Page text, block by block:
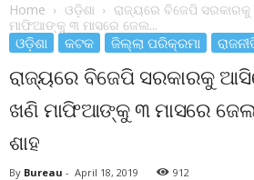
Home ଓଡ଼ିଶା
ରାଜ୍ୟରେ ବିଜେପି
ମାଫିଆଙ୍କୁ ୩ ମାସରେ ଜେଲ...
ଓଡ଼ିଶା କଟକ ଜିଲ୍ଲା ପରିକ୍ରମା
ରାଜ୍ୟରେ ବିଜେପି ସରକାରକୁ
ଖଣି ମାଫିଆଙ୍କୁ ୩ ମାସରେ
ଶାହ
By Bureau - April 18, 2019 912